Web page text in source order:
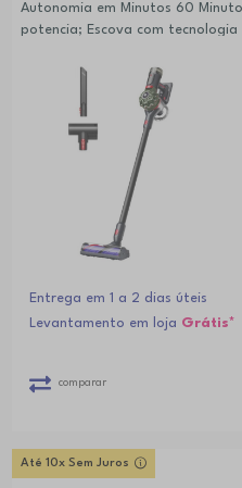
Autonomia em Minutos 60
potencia; Escova com
Entrega em 1 a 2 dias úteis
Levantamento em loja Grátis*
comparar
Até 10x Sem Juros